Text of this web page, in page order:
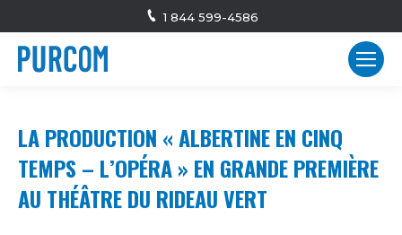
1 844 599-4586
LA PRODUCTION « ALBERTINE EN CINQ
TEMPS – L’OPÉRA » EN GRANDE PREMIÈRE
AU THÉÂTRE DU RIDEAU VERT